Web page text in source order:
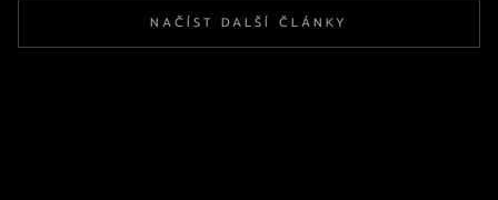
NAČÍST DALŠÍ ČLÁNKY